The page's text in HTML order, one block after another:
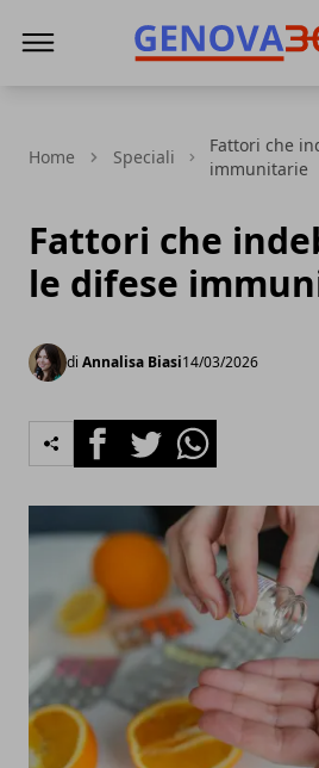
Home Speciali
Fattori che
immunitarie
Fattori che
le difese
di Annalisa Biasi14/03/2026
FacebookTwitterWhatsapp